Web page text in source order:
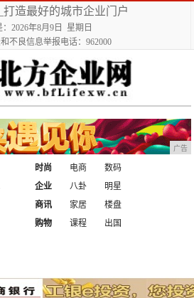
打造最好的城市企业门户
：2026年8月9日 星期日
不良信息举报电话：962000
广告
时尚 电商
数码
企业
八卦
明星
商讯 家居
楼盘
购物
课程
出国